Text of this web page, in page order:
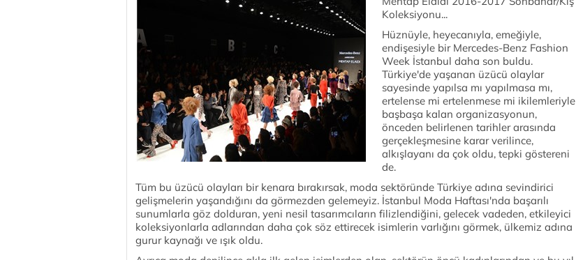
Koleksiyonu...
Hüznüyle, heyecanıyla, emeğiyle,
endişesiyle bir Mercedes-Benz Fashion
Week İstanbul daha son buldu.
Türkiye'de yaşanan üzücü olaylar
sayesinde yapılsa mı yapılmasa mı,
ertelense mi ertelenmese mi ikilemleriyle
başbaşa kalan organizasyonun,
önceden belirlenen tarihler arasında
gerçekleşmesine karar verilince,
alkışlayanı da çok oldu, tepki göstereni
de.
Tüm bu üzücü olayları bir kenara bırakırsak, moda sektöründe Türkiye adına sevindirici
gelişmelerin yaşandığını da görmezden gelemeyiz. İstanbul Moda Haftası'nda başarılı
sunumlarla göz dolduran, yeni nesil tasarımcıların filizlendiğini, gelecek vadeden, etkileyici
koleksiyonlarla adlarından daha çok söz ettirecek isimlerin varlığını görmek, ülkemiz adına
gurur kaynağı ve ışık oldu.